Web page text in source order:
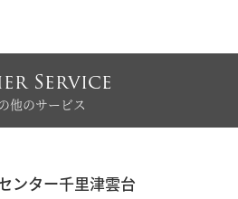
Service
他のサービス
ンター千里津雲台